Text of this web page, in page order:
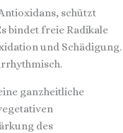
schützt
bindet freie Radikale
und Schädigung.
ganzheitliche
des